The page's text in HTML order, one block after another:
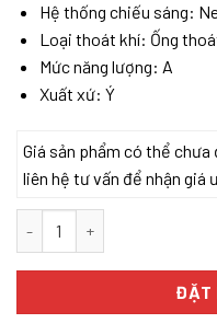
Hệ thống chiếu sáng:
Loại thoát khí: Ống
Mức năng lượng: A
Xuất xứ: Ý
Giá sản phẩm có thể
liên hệ tư vấn để nhận giá
ĐẶT